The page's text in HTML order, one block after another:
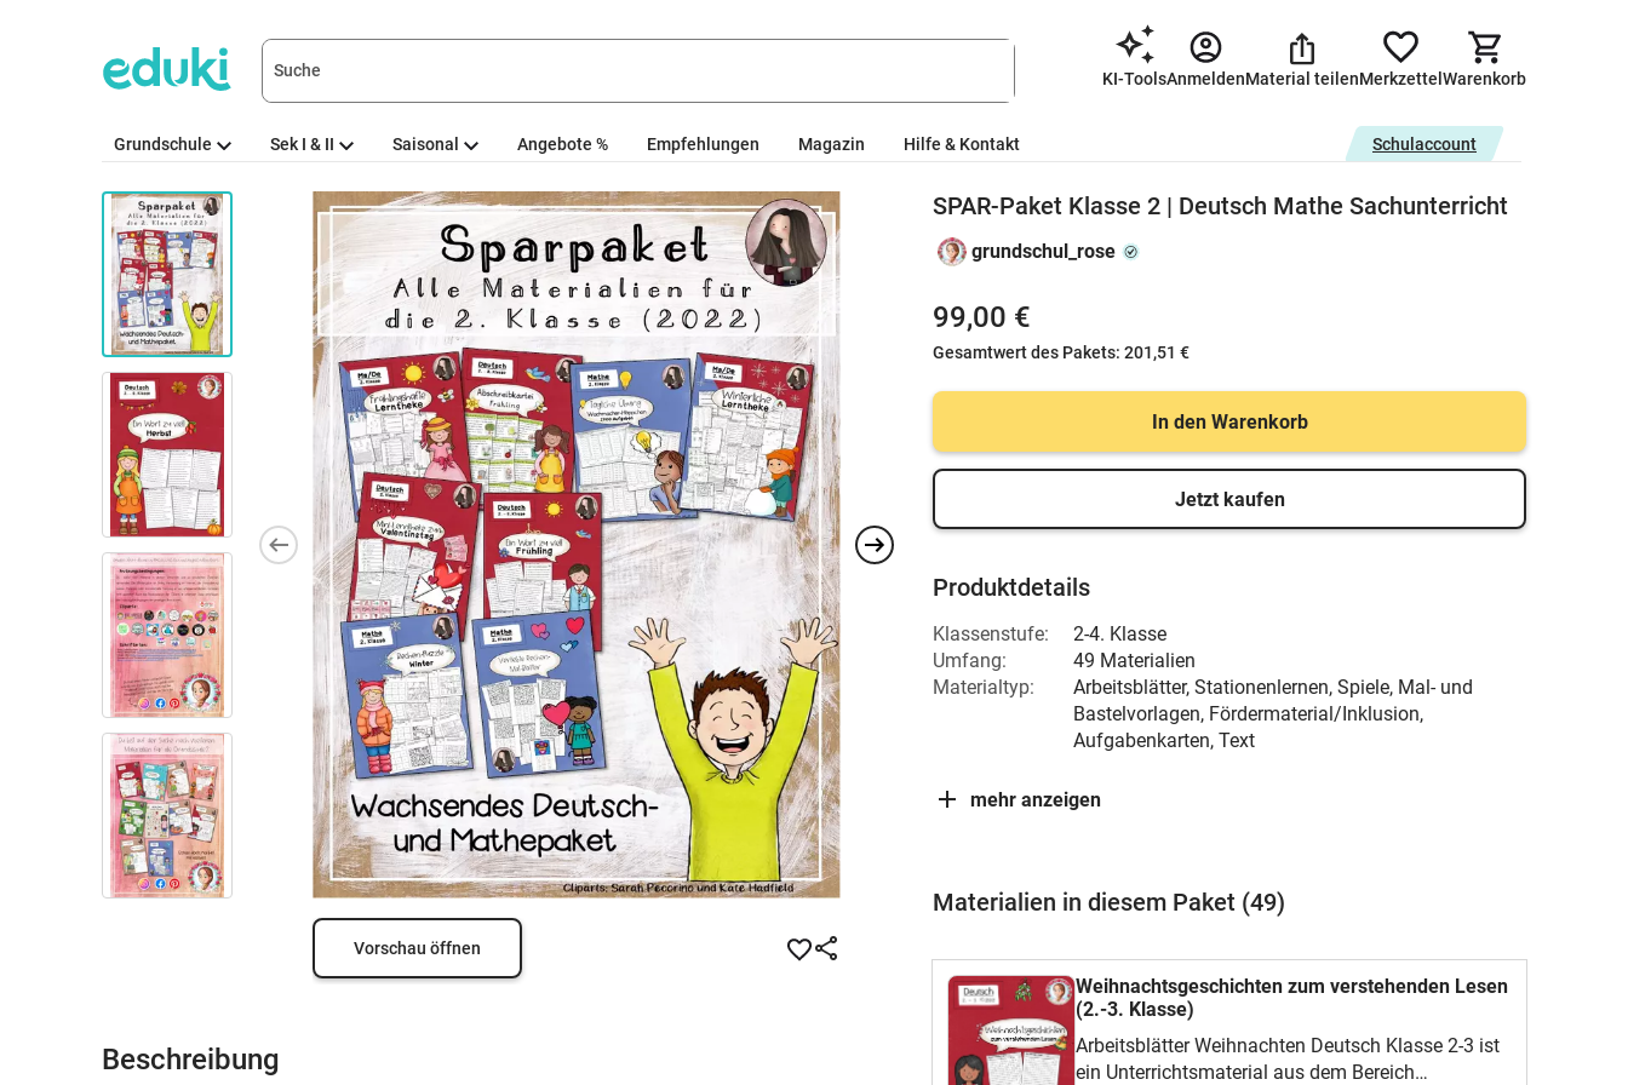
KI-ToolsAnmeldenMaterial teilenMerkzettel Warenkorb
Grundschule Sek I & II Saisonal Angebote % Empfehlungen Magazin Hilfe & Kontakt Schulaccount
Vorschau öffnen
Beschreibung
SPAR-Paket Klasse 2 | Deutsch Mathe Sachunterricht
grundschul_rose
99,00 €
Gesamtwert des Pakets: 201,51 €
In den Warenkorb
Jetzt kaufen
Produktdetails
Klassenstufe:
2-4. Klasse
Umfang:
49 Materialien
Materialtyp:
Arbeitsblätter, Stationenlernen, Spiele, Mal- und
Bastelvorlagen, Fördermaterial/Inklusion,
Aufgabenkarten, Text
mehr anzeigen
Materialien in diesem Paket (49)
Weihnachtsgeschichten zum verstehenden Lesen
(2.-3. Klasse)
Arbeitsblätter Weihnachten Deutsch Klasse 2-3 ist
ein Unterrichtsmaterial aus dem Bereich